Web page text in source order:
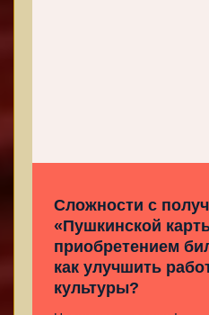
Сложности с
«Пушкинской
приобретением
как улучшить
культуры?